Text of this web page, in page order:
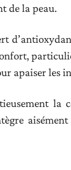
de la peau.
apaiser les
la